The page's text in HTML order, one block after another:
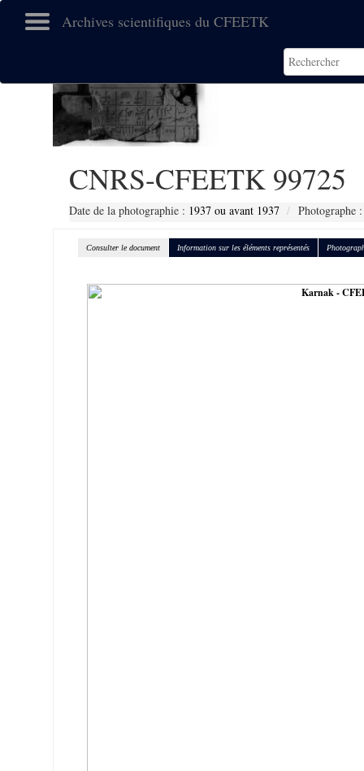
Archives scientifiques du CFEETK
CNRS-CFEETK 99725
Date de la photographie : 1937 ou avant 1937 Photographe
Consulter le document Information sur les éléments représentés